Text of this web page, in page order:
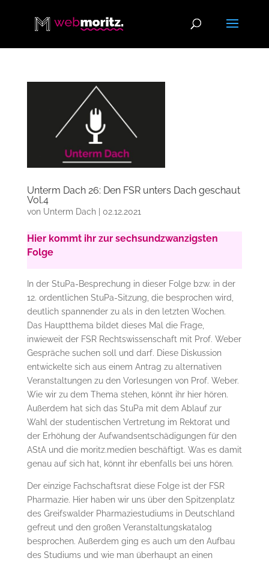
Unterm Dach 26: Den FSR unters Dach geschaut
Vol.4
von Unterm Dach| 02.12.2021
Hier kommt ihr zur sechsundzwanzigsten
Folge
In der StuPa-Besprechung in dieser Folge bzw. in der
12. ordentlichen StuPa-Sitzung, die besprochen wird,
deutlich spannender zu als in den letzten Wochen.
Das Hauptthema bildet dieses Mal die Frage,
inwieweit der FSR Rechtswissenschaft mit Prof. Weber
Gespräche suchen soll und darf. Diese Diskussion
entwickelte sich aus einem Antrag zu alternativen
Veranstaltungen zu den Vorlesungen von Prof. Weber.
Wie wir zu dem Thema stehen, könnt ihr hier hören.
Außerdem hat sich das StuPa mit dem Ablauf zur
Wahl der studentischen Vertretung im Rektorat und
der Erhöhung der Aufwandsentschädigungen für den
AStA und die moritz.medien beschäftigt. Was es damit
genau auf sich hat, könnt ihr ebenfalls bei uns hören.
Der einzige Fachschaftsrat diese Folge ist der FSR
Pharmazie. Hier haben wir uns über den Spitzenplatz
des Greifswalder Pharmaziestudiums in Deutschland
gefreut und den großen Veranstaltungskatalog
besprochen. Außerdem ging es auch um den Aufbau
des Studiums und wie man überhaupt an einen